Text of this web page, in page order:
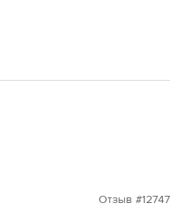
Отзыв #12747